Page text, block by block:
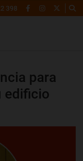
398
para
edificio